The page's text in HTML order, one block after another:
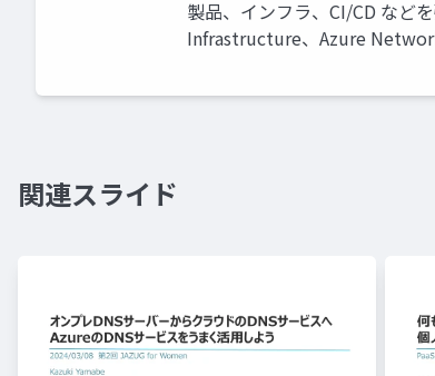
製品、インフラ、CI/CD など
Infrastructure、Azure
関連スライド